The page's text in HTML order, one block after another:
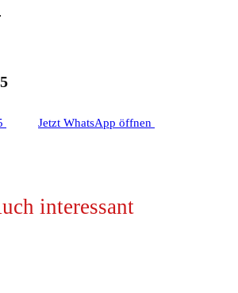
Jetzt WhatsApp öffnen
interessant